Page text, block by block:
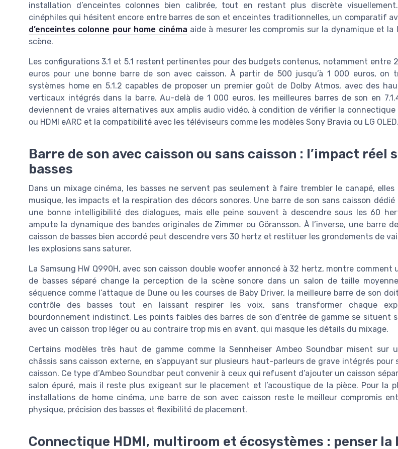
installation d’enceintes colonnes bien calibrée, tout en restant plus discrète
cinéphiles qui hésitent encore entre barres de son et enceintes traditionnelles, un comparatif
d’enceintes colonne pour home cinéma aide à mesurer les compromis sur la dynamique et la
scène.
Les configurations 3.1 et 5.1 restent pertinentes pour des budgets contenus, notamment entre
euros pour une bonne barre de son avec caisson. À partir de 500 jusqu’à 1 000 euros, on
systèmes home en 5.1.2 capables de proposer un premier goût de Dolby Atmos, avec des
verticaux intégrés dans la barre. Au-delà de 1 000 euros, les meilleures barres de son en
deviennent de vraies alternatives aux amplis audio vidéo, à condition de vérifier la connectique
ou HDMI eARC et la compatibilité avec les téléviseurs comme les modèles Sony Bravia ou LG OLED.
Barre de son avec caisson ou sans caisson : l’impact réel
basses
Dans un mixage cinéma, les basses ne servent pas seulement à faire trembler le canapé,
musique, les impacts et la respiration des décors sonores. Une barre de son sans caisson
une bonne intelligibilité des dialogues, mais elle peine souvent à descendre sous les 60
ampute la dynamique des bandes originales de Zimmer ou Göransson. À l’inverse, une barre
caisson de basses bien accordé peut descendre vers 30 hertz et restituer les grondements de
les explosions sans saturer.
La Samsung HW Q990H, avec son caisson double woofer annoncé à 32 hertz, montre comment
de basses séparé change la perception de la scène sonore dans un salon de taille
séquence comme l’attaque de Dune ou les courses de Baby Driver, la meilleure barre de son
contrôle des basses tout en laissant respirer les voix, sans transformer chaque
bourdonnement indistinct. Les points faibles des barres de son d’entrée de gamme se situent
avec un caisson trop léger ou au contraire trop mis en avant, qui masque les détails du mixage.
Certains modèles très haut de gamme comme la Sennheiser Ambeo Soundbar misent sur
châssis sans caisson externe, en s’appuyant sur plusieurs haut-parleurs de grave intégrés pour
caisson. Ce type d’Ambeo Soundbar peut convenir à ceux qui refusent d’ajouter un caisson
salon épuré, mais il reste plus exigeant sur le placement et l’acoustique de la pièce. Pour la
installations de home cinéma, une barre de son avec caisson reste le meilleur compromis
physique, précision des basses et flexibilité de placement.
Connectique HDMI, multiroom et écosystèmes : penser la